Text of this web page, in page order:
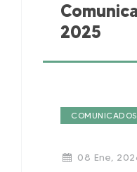
2025
COMUNICADOS
08 Ene,